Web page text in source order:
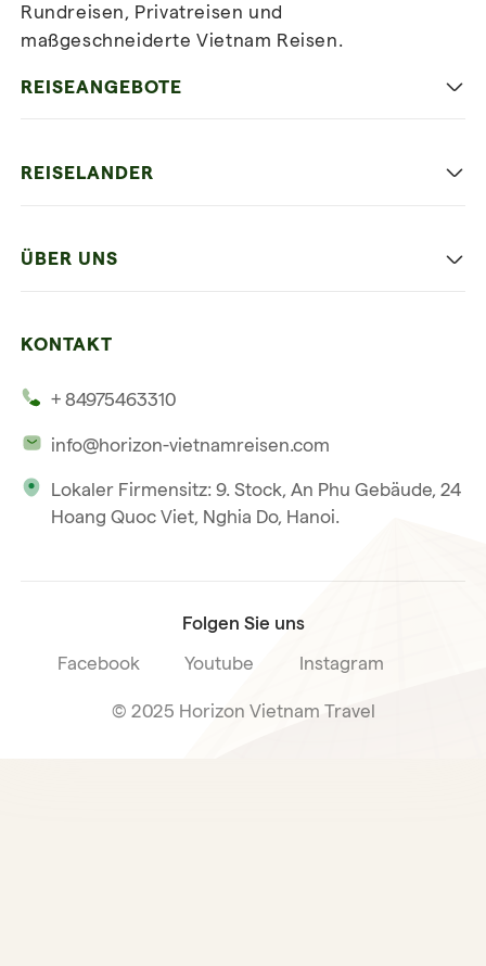
Newsletterabonnieren
Rundreisen, Privatreisen und
maßgeschneiderte Vietnam Reisen.
REISEANGEBOTE
Die Beste Reise
Mehrere Länder
REISELANDER
ÜBER UNS
Unsere internationale Tourismuslizenz
KONTAKT
+ 84975463310
info@horizon-vietnamreisen.com
Lokaler Firmensitz: 9. Stock, An Phu Gebäude, 24
Hoang Quoc Viet, Nghia Do, Hanoi.
Folgen Sie uns
Facebook Youtube Instagram
© 2025 Horizon Vietnam Travel